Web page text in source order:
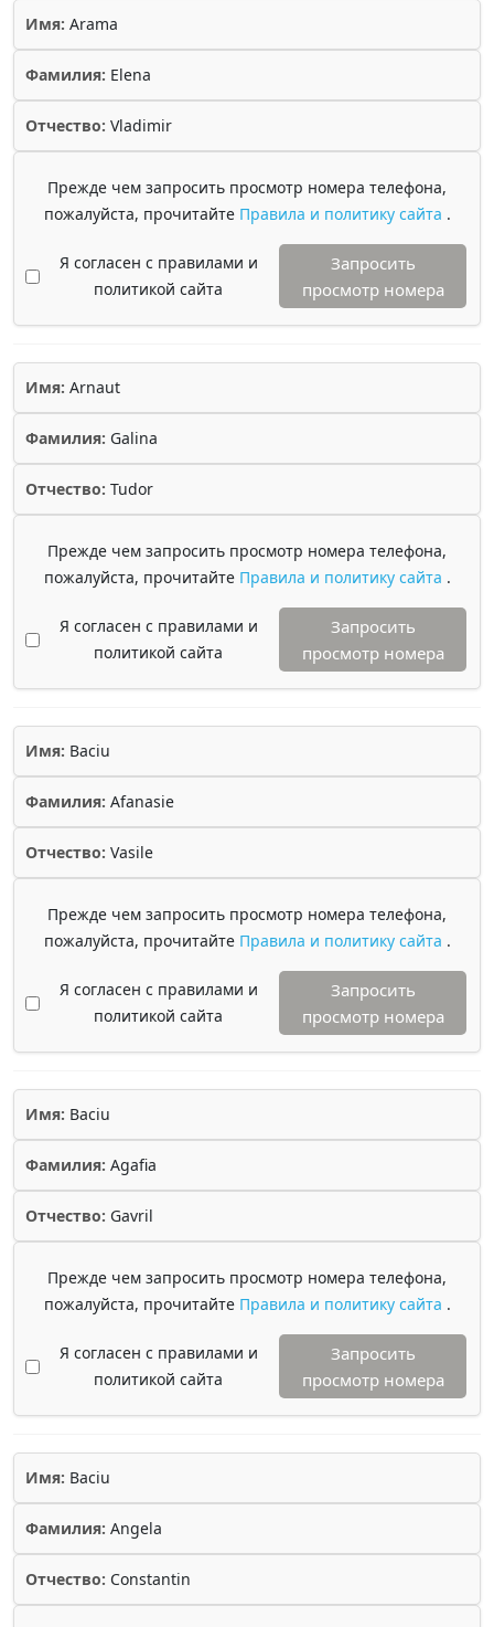
Имя: Arama
Фамилия: Elena
Отчество: Vladimir
Прежде чем запросить просмотр номера телефона,
пожалуйста, прочитайте Правила и политику сайта .
Я согласен с правилами и
политикой сайта
Запросить
просмотр номера
Имя: Arnaut
Фамилия: Galina
Отчество: Tudor
Прежде чем запросить просмотр номера телефона,
пожалуйста, прочитайте Правила и политику сайта .
Я согласен с правилами и
политикой сайта
Запросить
просмотр номера
Имя: Baciu
Фамилия: Afanasie
Отчество: Vasile
Прежде чем запросить просмотр номера телефона,
пожалуйста, прочитайте Правила и политику сайта .
Я согласен с правилами и
политикой сайта
Запросить
просмотр номера
Имя: Baciu
Фамилия: Agafia
Отчество: Gavril
Прежде чем запросить просмотр номера телефона,
пожалуйста, прочитайте Правила и политику сайта .
Я согласен с правилами и
политикой сайта
Запросить
просмотр номера
Имя: Baciu
Фамилия: Angela
Отчество: Constantin